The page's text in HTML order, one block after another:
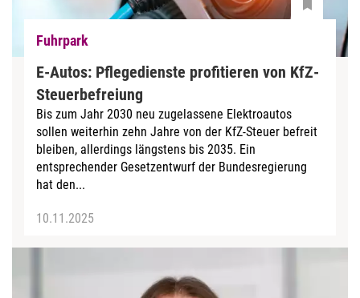
Fuhrpark
E-Autos: Pflegedienste profitieren von KfZ-
Steuerbefreiung
Bis zum Jahr 2030 neu zugelassene Elektroautos
sollen weiterhin zehn Jahre von der KfZ-Steuer befreit
bleiben, allerdings längstens bis 2035. Ein
entsprechender Gesetzentwurf der Bundesregierung
hat den...
10.11.2025